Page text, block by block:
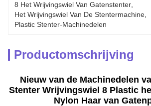
8 Het Wrijvingswiel Van Gatenstenter
Het Wrijvingswiel Van De Stentermachine
Plastic Stenter-Machinedelen
Productomschrijving
Nieuw van de Machinedelen
Stenter Wrijvingswiel 8 Plastic
Nylon Haar van